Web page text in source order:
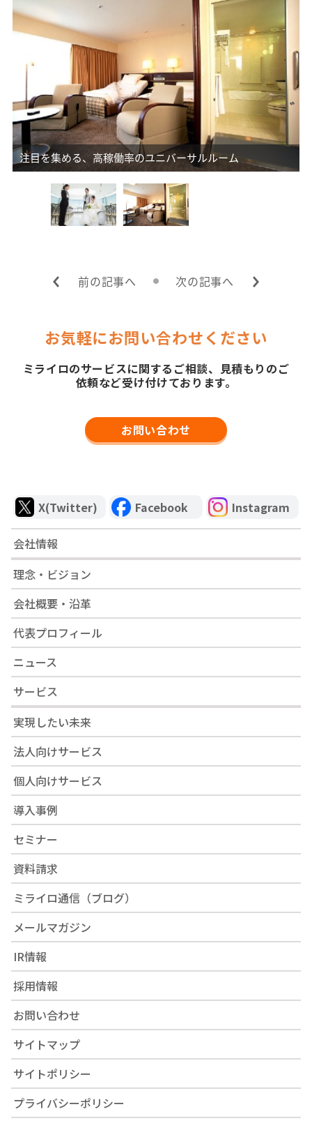
注目を集める、高稼働率のユニバーサルルーム
前の記事へ 次の記事へ
お気軽にお問い合わせください
ミライロのサービスに関するご相談、見積もりのご
依頼など受け付けております。
お問い合わせ
X(Twitter) Facebook Instagram
会社情報
理念・ビジョン
会社概要・沿革
代表プロフィール
ニュース
サービス
実現したい未来
法人向けサービス
個人向けサービス
導入事例
セミナー
資料請求
ミライロ通信（ブログ）
メールマガジン
IR情報
採用情報
お問い合わせ
サイトマップ
サイトポリシー
プライバシーポリシー